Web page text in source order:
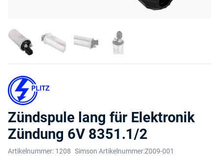
Zündspule lang für Elektronik
Zündung 6V 8351.1/2
Artikelnummer: 1208 Simson Artikelnummer:Z009-001